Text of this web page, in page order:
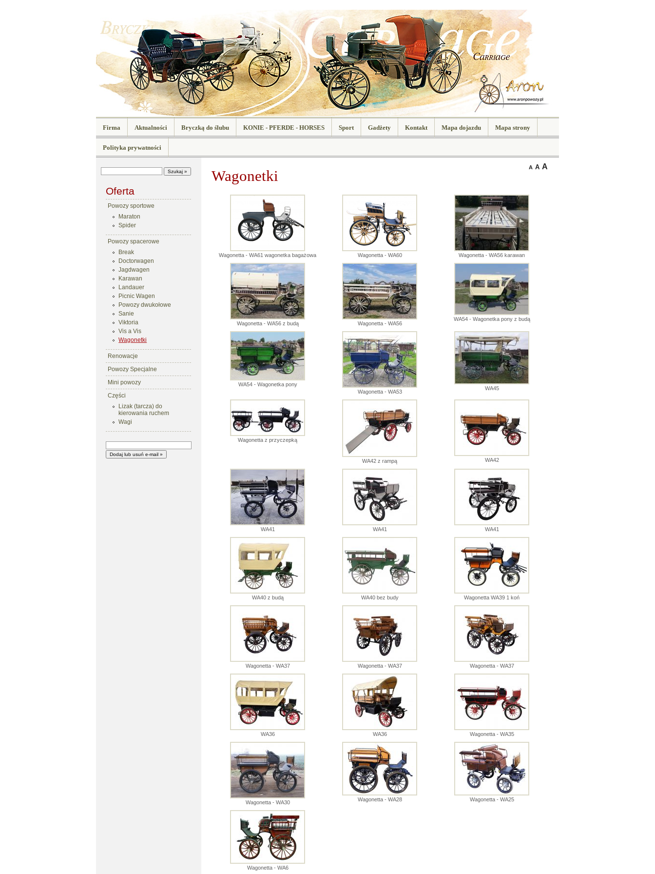
Powozy spacerowe
Firma Aktualności Bryczką do ślubu KONIE - PFERDE - HORSES Sport Gadżety Kontakt Mapa dojazdu Mapa strony
Polityka prywatności
Oferta
Powozy sportowe
Maraton
Spider
Powozy spacerowe
Break
Doctorwagen
Jagdwagen
Karawan
Landauer
Picnic Wagen
Powozy dwukołowe
Sanie
Viktoria
Vis a Vis
Wagonetki
Renowacje
Powozy Specjalne
Mini powozy
Części
Lizak (tarcza) do
kierowania ruchem
Wagi
A A A
Wagonetki
Wagonetta - WA61 wagonetka bagażowa Wagonetta - WA60 Wagonetta - WA56 karawan
Wagonetta - WA56 z budą Wagonetta - WA56
WA54 - Wagonetka pony z budą
WA54 - Wagonetka pony
Wagonetta - WA53
WA45
Wagonetta z przyczepką
WA42 z rampą WA42
WA41 WA41 WA41
WA40 z budą WA40 bez budy Wagonetta WA39 1 koń
Wagonetta - WA37 Wagonetta - WA37 Wagonetta - WA37
WA36 WA36 Wagonetta - WA35
Wagonetta - WA30 Wagonetta - WA28 Wagonetta - WA25
Wagonetta - WA6